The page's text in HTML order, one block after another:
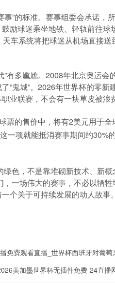
”的标准。赛事组委会承诺，
励球迷乘坐地铁、轻轨前往球
车系统将把球迷从机场直接
有多尴尬。2008年北京奥运
“鬼城”。2026年世界杯的零新
业联赛，不会有一块草皮被浪
票的售价中，将有2美元用于
一项就能抵消赛事期间约30%
色，不是靠堆砌新技术、新
一场伟大的赛事，不必以牺
个关于可持续发展的动人故
免费观看直播_世界杯西班牙对葡
美加墨世界杯无插件免费-24直播